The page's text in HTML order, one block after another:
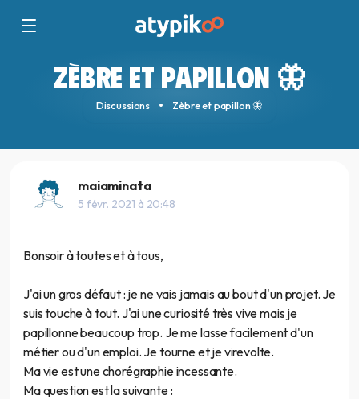
ZÈBRE ET PAPILLON 🦋
Discussions Zèbre et papillon 🦋
maiaminata
5 févr. 2021 à 20:48
Bonsoir à toutes et à tous,
J'ai un gros défaut : je ne vais jamais au bout d'un projet. Je
suis touche à tout. J'ai une curiosité très vive mais je
papillonne beaucoup trop. Je me lasse facilement d'un
métier ou d'un emploi. Je tourne et je virevolte.
Ma vie est une chorégraphie incessante.
Ma question est la suivante :